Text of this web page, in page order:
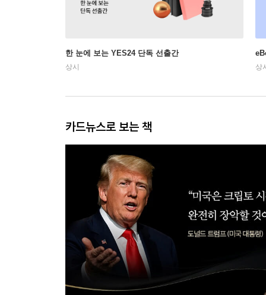
한 눈에 보는 YES24 단독 선출간
상시 상
카드뉴스로 보는 책